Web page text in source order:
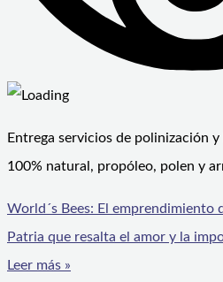
Entrega servicios de polinización
100% natural, propóleo, polen y
World´s Bees: El emprendimiento
Patria que resalta el amor y la
Leer más »